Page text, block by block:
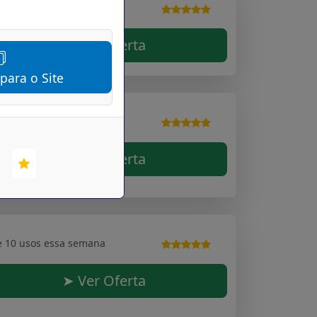
➤ Ver Oferta
10 usos essa semana
➤ Ver Oferta
10 usos essa semana
➤ Ver Oferta
o Site